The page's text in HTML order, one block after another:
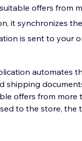
offers from
it synchronizes
is sent to your
automates
shipping
offers from
to the store, the